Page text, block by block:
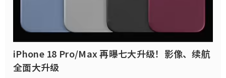
iPhone 18 Pro/Max 再曝七大升级！影像、续航
全面大升级